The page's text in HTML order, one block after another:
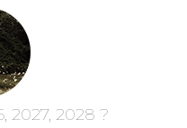
2027, 2028 ?